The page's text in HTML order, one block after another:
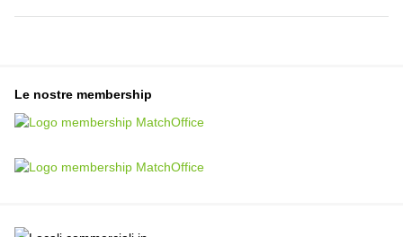
Le nostre membership